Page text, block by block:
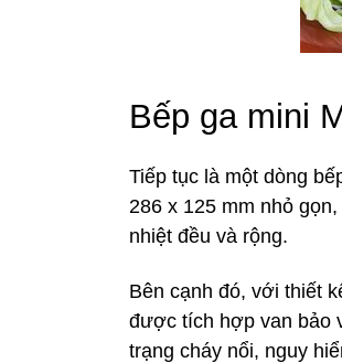
Bếp ga mini
Tiếp tục là một dòng
286 x 125 mm nhỏ
nhiệt đều và rộng.
Bên cạnh đó, với thiết
được tích hợp van bảo
trạng cháy nổi, nguy